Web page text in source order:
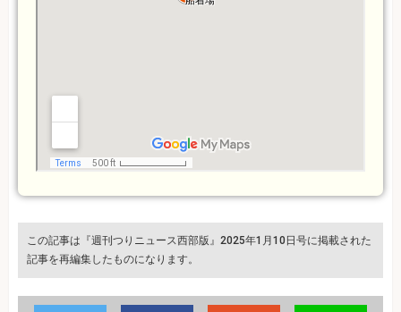
この記事は『週刊つりニュース西部版』2025年1月10日号に掲載された
記事を再編集したものになります。